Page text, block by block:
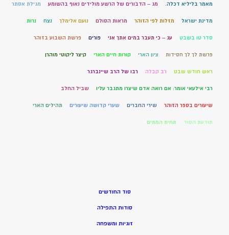
מאמר בליליא דכלה. מג – הדבורים של הרשע מולידים נאוף בהשומע מגילת אסתר
מדינת ישראל מזלות לפי הזוהר מראות הסולם נועם אלימלך נצח נרות
סדר טו בשבט עג – כי תעבר במים אתך אני פורים פרשת השבוע בזוהר
פרשת לך לך חסידות ציון הארי קורות חיים הארי קיצר ליקוטי מוהרן
ראש חודש שבט רב קבלה רבו של הרב שיינברגר
רבי אילעאי אומר: אם רואה אדם שיצרו מתגבר עליו שביל החלב
שיעורים בספר הזוהר שירי החברים שערי קדושה שיעורים תהילים הארי
תודעת הסוד תחית המתים
סוד החודשים
סודות התפילה
זוגיות ומשפחה